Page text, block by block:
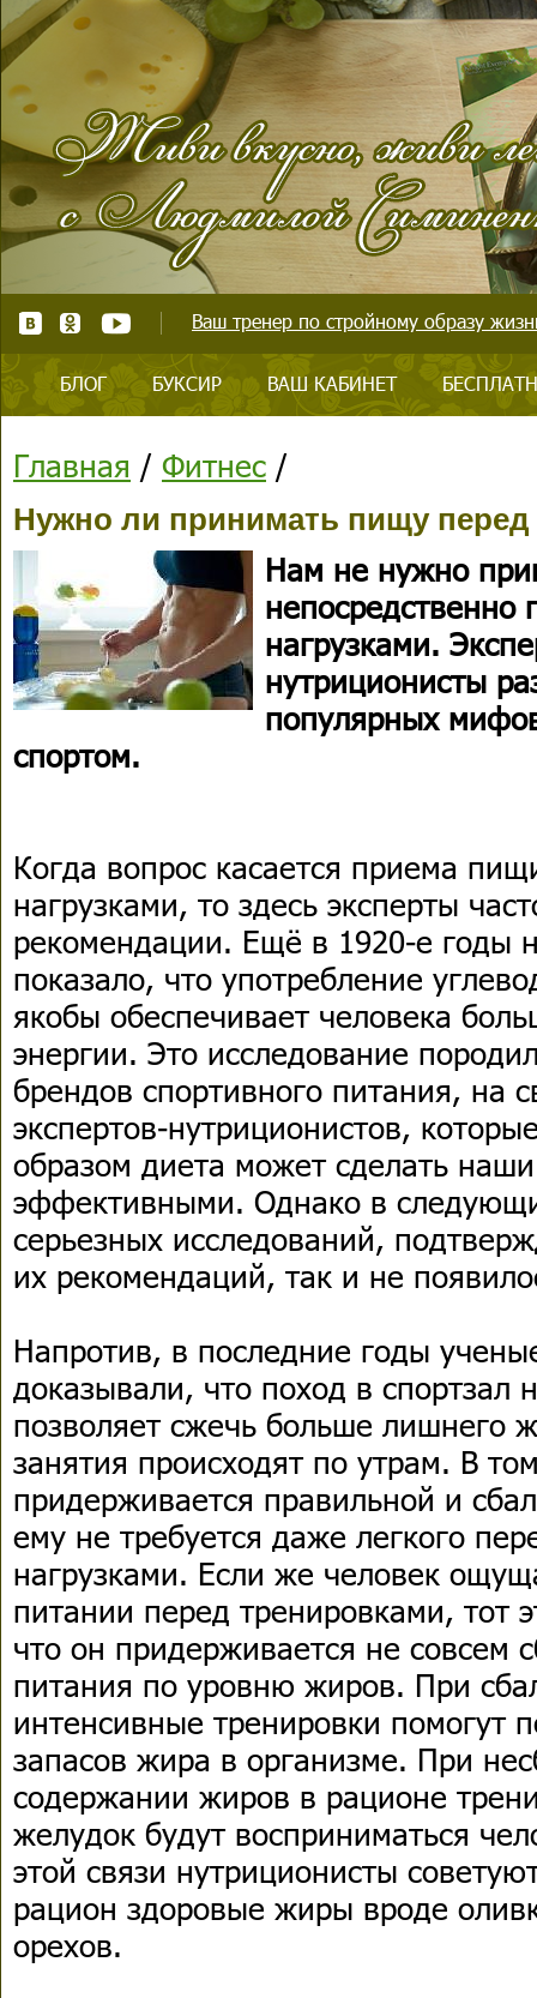
Ваш тренер по стройному образу
БЛОГ БУКСИР ВАШ КАБИНЕТ
Главная / Фитнес /
Нужно ли принимать пищу перед
Нам не нужно
непосредственно
нагрузками.
нутриционисты
популярных
спортом.
Когда вопрос касается приема
нагрузками, то здесь эксперты
рекомендации. Ещё в 1920-е годы
показало, что употребление
якобы обеспечивает человека
энергии. Это исследование
брендов спортивного питания, на
экспертов-нутриционистов,
образом диета может сделать
эффективными. Однако в
серьезных исследований,
их рекомендаций, так и не
Напротив, в последние годы
доказывали, что поход в спортзал
позволяет сжечь больше лишнего
занятия происходят по утрам. В
придерживается правильной и
ему не требуется даже легкого
нагрузками. Если же человек
питании перед тренировками, тот
что он придерживается не совсем
питания по уровню жиров. При
интенсивные тренировки помогут
запасов жира в организме. При
содержании жиров в рационе
желудок будут восприниматься
этой связи нутриционисты
рацион здоровые жиры вроде
орехов.